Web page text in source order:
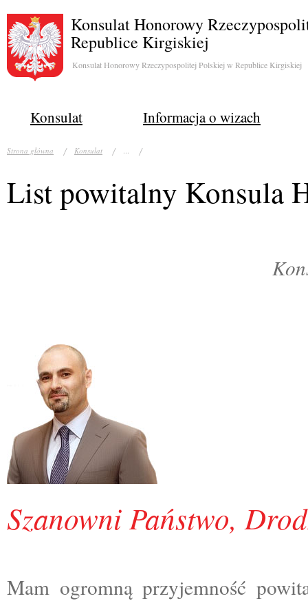
Konsulat Honorowy
Republice Kirgiskiej
Konsulat Honorowy Rzeczypospolitej Polskiej w Republice Kirgiskiej
Konsulat Informacja o wizach
Strona główna Konsulat
List powitalny Konsula
Szanowni Państwo,
Mam ogromną przyjemność